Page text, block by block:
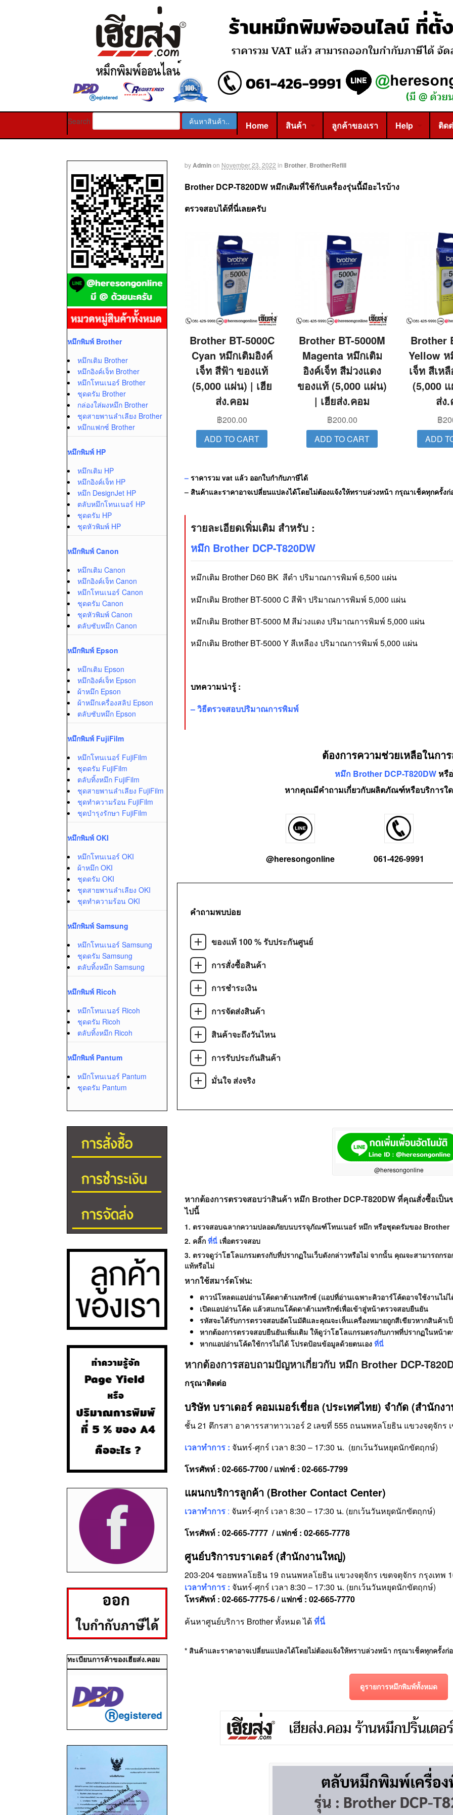
Search Home สินค้า ลูกค้าของเรา Help ติด
by Admin on November 23, 2022 in Brother BrotherRefill
Brother DCP-T820DW หมึกเติมที่ใช้กับเครื่องรุ่นนี้มีอะไรบ้าง
ตรวจสอบได้ที่นี่เลยครับ
Brother BT-5000C
Cyan หมึกเติมอิงค์
เจ็ท สีฟ้า ของแท้
(5,000 แผ่น) | เฮีย
ส่ง.คอม
฿200.00
ADD TO CART
Brother BT-5000M
Magenta หมึกเติม
อิงค์เจ็ท สีม่วงแดง
ของแท้ (5,000 แผ่น)
| เฮียส่ง.คอม
฿200.00
ADD TO CART
Brother
Yellow ห
เจ็ท สีเห
(5,000
ส่ง
฿
ADD
– ราคารวม vat แล้ว ออกใบกำกับภาษีได้
– สินค้าและราคาอาจเปลี่ยนแปลงได้โดยไม่ต้องแจ้งให้ทราบล่วงหน้า กรุณาเช็คทุกครั้ง
รายละเอียดเพิ่มเติม สำหรับ :
หมึก Brother DCP-T820DW
หมึกเติม Brother D60 BK สีดำ ปริมาณการพิมพ์ 6,500 แผ่น
หมึกเติม Brother BT-5000 C สีฟ้า ปริมาณการพิมพ์ 5,000 แผ่น
หมึกเติม Brother BT-5000 M สีม่วงแดง ปริมาณการพิมพ์ 5,000 แผ่น
หมึกเติม Brother BT-5000 Y สีเหลือง ปริมาณการพิมพ์ 5,000 แผ่น
บทความน่ารู้ :
–วิธีตรวจสอบปริมาณการพิมพ์
ต้องการความช่วยเหลือในกา
หมึก Brother DCP-T820DW หรื
หากคุณมีคำถามเกี่ยวกับผลิตภัณฑ์หรือบริการใด
@heresongonline 061-426-9991
คำถามพบบ่อย
ของแท้ 100 % รับประกันศูนย์
การสั่งซื้อสินค้า
การชำระเงิน
การจัดส่งสินค้า
สินค้าจะถึงวันไหน
การรับประกันสินค้า
มั่นใจ ส่งจริง
@heresongonline
หากต้องการตรวจสอบว่าสินค้า หมึก Brother DCP-T820DW ที่คุณสั่งซื้อเป็
ไปนี้
1. ตรวจสอบฉลากความปลอดภัยบนบรรจุภัณฑ์โทนเนอร์ หมึก หรือชุดดรัมของ Brother
2. คลิ๊กที่นี่ เพื่อตรวจสอบ
3. ตรวจดูว่าโฮโลแกรมตรงกับที่ปรากฏในเว็บดังกล่าวหรือไม่ จากนั้น คุณจะสามารถกร
แท้หรือไม่
หากใช้สมาร์ตโฟน:
ดาวน์โหลดแอปอ่านโค้ดดาต้าเมทริกซ์ (แอปที่อ่านเฉพาะคิวอาร์โค้ดอาจใช้งานไม่ไ
เปิดแอปอ่านโค้ด แล้วสแกนโค้ดดาต้าเมทริกซ์เพื่อเข้าสู่หน้าตรวจสอบยืนยัน
รหัสจะได้รับการตรวจสอบอัตโนมัติและคุณจะเห็นเครื่องหมายถูกสีเขียวหากสินค้าเ
หากต้องการตรวจสอบยืนยันเพิ่มเติม ให้ดูว่าโฮโลแกรมตรงกับภาพที่ปรากฏในหน้า
หากแอปอ่านโค้ดใช้การไม่ได้ โปรดป้อนข้อมูลด้วยตนเองที่นี่
หากต้องการสอบถามปัญหาเกี่ยวกับ หมึก Brother DCP-
กรุณาติดต่อ
บริษัท บราเดอร์ คอมเมอร์เชี่ยล (ประเทศไทย) จำกัด (สำนักง
ชั้น 21 ตึกรสา อาคารรสาทาวเวอร์ 2 เลขที่ 555 ถนนพหลโยธิน แขวงจตุจักร
เวลาทำการ : จันทร์-ศุกร์ เวลา 8:30 – 17:30 น. (ยกเว้นวันหยุดนักขัตฤกษ์)
โทรศัพท์ : 02-665-7700 / แฟกซ์ : 02-665-7799
แผนกบริการลูกค้า (Brother Contact Center)
เวลาทำการ : จันทร์-ศุกร์ เวลา 8:30 – 17:30 น. (ยกเว้นวันหยุดนักขัตฤกษ์)
โทรศัพท์ : 02-665-7777 / แฟกซ์ : 02-665-7778
ศูนย์บริการบราเดอร์ (สำนักงานใหญ่)
203-204 ซอยพหลโยธิน 19 ถนนพหลโยธิน แขวงจตุจักร เขตจตุจักร กรุงเทพ
เวลาทำการ : จันทร์-ศุกร์ เวลา 8:30 – 17:30 น. (ยกเว้นวันหยุดนักขัตฤกษ์)
โทรศัพท์ : 02-665-7775-6 / แฟกซ์ : 02-665-7770
ค้นหาศูนย์บริการ Brother ทั้งหมด ได้ที่นี่
* สินค้าและราคาอาจเปลี่ยนแปลงได้โดยไม่ต้องแจ้งให้ทราบล่วงหน้า กรุณาเช็คทุกครั้งก่
ดูรายการหมึกพิมพ์ทั้งหมด
หมึกพิมพ์ Brother
หมึกเติม Brother
หมึกอิงค์เจ็ท Brother
หมึกโทนเนอร์ Brother
ชุดดรัม Brother
กล่องใส่ผงหมึก Brother
ชุดสายพานลำเลียง Brother
หมึกแฟกซ์ Brother
หมึกพิมพ์ HP
หมึกเติม HP
หมึกอิงค์เจ็ท HP
หมึก DesignJet HP
ตลับหมึกโทนเนอร์ HP
ชุดดรัม HP
ชุดหัวพิมพ์ HP
หมึกพิมพ์ Canon
หมึกเติม Canon
หมึกอิงค์เจ็ท Canon
หมึกโทนเนอร์ Canon
ชุดดรัม Canon
ชุดหัวพิมพ์ Canon
ตลับซับหมึก Canon
หมึกพิมพ์ Epson
หมึกเติม Epson
หมึกอิงค์เจ็ท Epson
ผ้าหมึก Epson
ผ้าหมึกเครื่องสลิป Epson
ตลับซับหมึก Epson
หมึกพิมพ์ FujiFilm
หมึกโทนเนอร์ FujiFilm
ชุดดรัม FujiFilm
ตลับทิ้งหมึก FujiFilm
ชุดสายพานลำเลียง FujiFilm
ชุดทำความร้อน FujiFilm
ชุดบำรุงรักษา FujiFilm
หมึกพิมพ์ OKI
หมึกโทนเนอร์ OKI
ผ้าหมึก OKI
ชุดดรัม OKI
ชุดสายพานลำเลียง OKI
ชุดทำความร้อน OKI
หมึกพิมพ์ Samsung
หมึกโทนเนอร์ Samsung
ชุดดรัม Samsung
ตลับทิ้งหมึก Samsung
หมึกพิมพ์ Ricoh
หมึกโทนเนอร์ Ricoh
ชุดดรัม Ricoh
ตลับทิ้งหมึก Ricoh
หมึกพิมพ์ Pantum
หมึกโทนเนอร์ Pantum
ชุดดรัม Pantum
ทะเบียนการค้าของเฮียส่ง.คอม